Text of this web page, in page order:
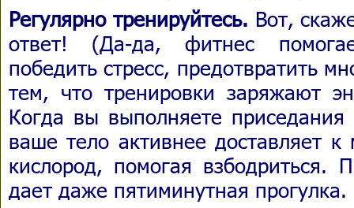
Регулярно тренируйтесь. Вот,
ответ! (Да-да, фитнес
победить стресс, предотвратить
тем, что тренировки заряжают
Когда вы выполняете
ваше тело активнее доставляет
кислород, помогая
дает даже пятиминутная прогулка.